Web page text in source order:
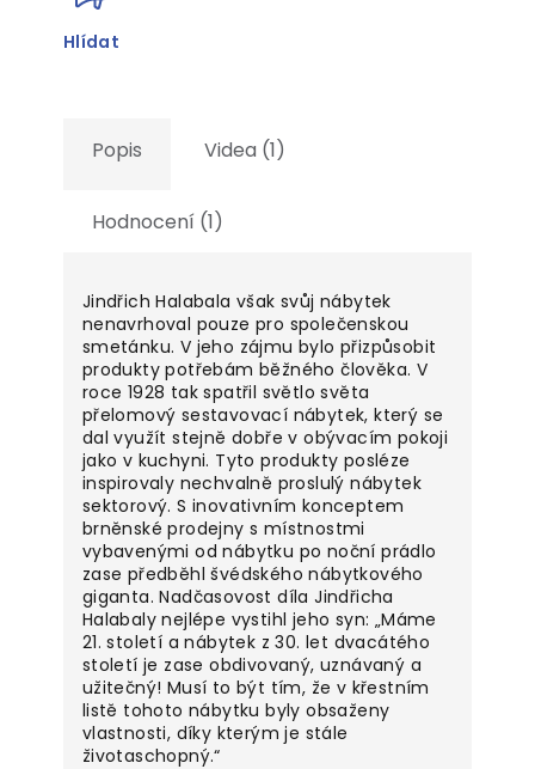
Hlídat
Popis Videa (1)
Hodnocení (1)
Jindřich Halabala však svůj nábytek
nenavrhoval pouze pro společenskou
smetánku. V jeho zájmu bylo přizpůsobit
produkty potřebám běžného člověka. V
roce 1928 tak spatřil světlo světa
přelomový sestavovací nábytek, který se
dal využít stejně dobře v obývacím pokoji
jako v kuchyni. Tyto produkty posléze
inspirovaly nechvalně proslulý nábytek
sektorový. S inovativním konceptem
brněnské prodejny s místnostmi
vybavenými od nábytku po noční prádlo
zase předběhl švédského nábytkového
giganta. Nadčasovost díla Jindřicha
Halabaly nejlépe vystihl jeho syn: „Máme
21. století a nábytek z 30. let dvacátého
století je zase obdivovaný, uznávaný a
užitečný! Musí to být tím, že v křestním
listě tohoto nábytku byly obsaženy
vlastnosti, díky kterým je stále
životaschopný.​“